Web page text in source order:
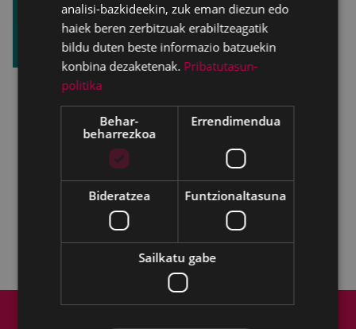
17:00 -18:30, Untzaga plazan,umeendako
Astixaren eskutik.
Sardinaren entierru txikia Jainaga
trikitilariz lagundua.
19:00,umeendako diskotekaUntzagako
Arima Cool Tour taldearekin.
analisi-bazkideekin, zuk eman diezun edo
haiek beren zerbitzuak erabiltzeagatik
bildu duten beste informazio batzuekin
konbina dezaketenak. Pribatutasun-
politika
Behar-
beharrezkoa
Errendimendua
Bideratzea Funtzionaltasuna
Sailkatu gabe